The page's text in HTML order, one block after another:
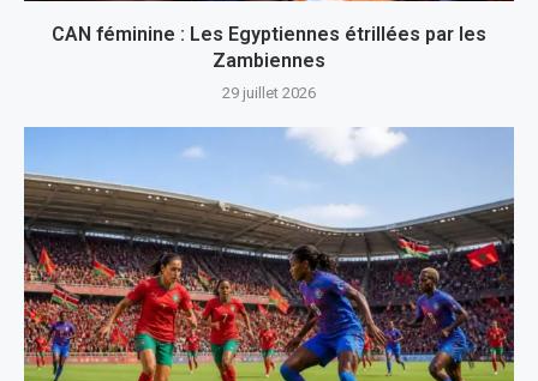
CAN féminine : Les Egyptiennes étrillées par les
Zambiennes
29 juillet 2026